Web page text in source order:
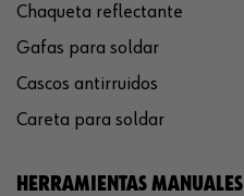
Chaqueta reflectante
Gafas para soldar
Cascos antirruidos
Careta para soldar
HERRAMIENTAS MANUALES